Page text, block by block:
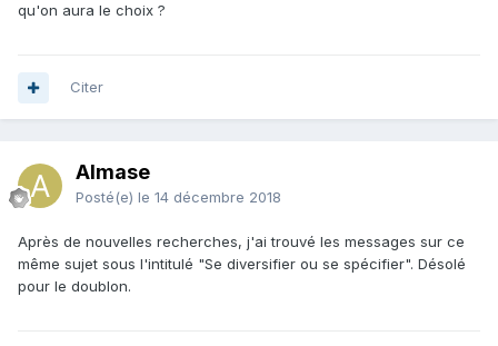
qu'on aura le choix ?
Citer
Almase
Posté(e) le 14 décembre 2018
Après de nouvelles recherches, j'ai trouvé les messages sur ce
même sujet sous l'intitulé "Se diversifier ou se spécifier". Désolé
pour le doublon.